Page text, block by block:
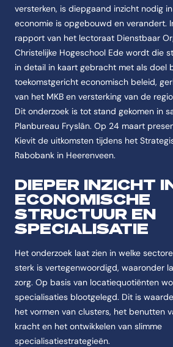
versterken, is diepgaand inzicht nodig
economie is opgebouwd en verandert.
rapport van het lectoraat Dienstbaar
Christelijke Hogeschool Ede wordt die
in detail in kaart gebracht met als doel
toekomstgericht economisch beleid,
van het MKB en versterking van de
Dit onderzoek is tot stand gekomen in
Planbureau Fryslân. Op 24 maart
Kievit de uitkomsten tijdens het
Rabobank in Heerenveen.
DIEPER INZICHT
ECONOMISCHE
STRUCTUUR EN
SPECIALISATIE
Het onderzoek laat zien in welke
sterk is vertegenwoordigd, waaronder
zorg. Op basis van locatiequotiënten
specialisaties blootgelegd. Dit is
het vormen van clusters, het benutten
kracht en het ontwikkelen van slimme
specialisatiestrategieën.